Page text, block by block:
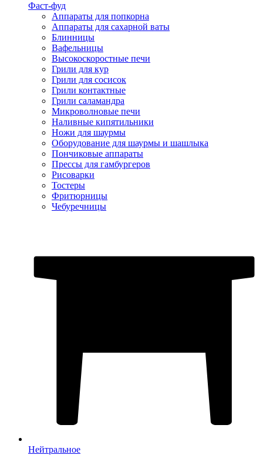
Фаст-фуд
Аппараты для попкорна
Аппараты для сахарной ваты
Блинницы
Вафельницы
Высокоскоростные печи
Грили для кур
Грили для сосисок
Грили контактные
Грили саламандра
Микроволновые печи
Наливные кипятильники
Ножи для шаурмы
Оборудование для шаурмы и шашлыка
Пончиковые аппараты
Прессы для гамбургеров
Рисоварки
Тостеры
Фритюрницы
Чебуречницы
Нейтральное